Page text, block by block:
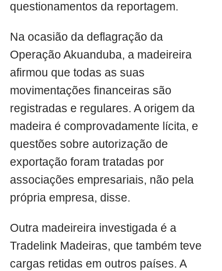
questionamentos da reportagem.
Na ocasião da deflagração da
Operação Akuanduba, a madeireira
afirmou que todas as suas
movimentações financeiras são
registradas e regulares. A origem da
madeira é comprovadamente lícita, e
questões sobre autorização de
exportação foram tratadas por
associações empresariais, não pela
própria empresa, disse.
Outra madeireira investigada é a
Tradelink Madeiras, que também teve
cargas retidas em outros países. A